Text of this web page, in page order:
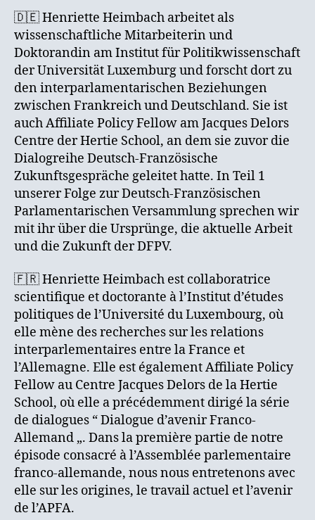
🇩🇪 Henriette Heimbach arbeitet als
wissenschaftliche Mitarbeiterin und
Doktorandin am Institut für Politikwissenschaft
der Universität Luxemburg und forscht dort zu
den interparlamentarischen Beziehungen
zwischen Frankreich und Deutschland. Sie ist
auch Affiliate Policy Fellow am Jacques Delors
Centre der Hertie School, an dem sie zuvor die
Dialogreihe Deutsch-Französische
Zukunftsgespräche geleitet hatte. In Teil 1
unserer Folge zur Deutsch-Französischen
Parlamentarischen Versammlung sprechen wir
mit ihr über die Ursprünge, die aktuelle Arbeit
und die Zukunft der DFPV.
🇫🇷 Henriette Heimbach est collaboratrice
scientifique et doctorante à l’Institut d’études
politiques de l’Université du Luxembourg, où
elle mène des recherches sur les relations
interparlementaires entre la France et
l’Allemagne. Elle est également Affiliate Policy
Fellow au Centre Jacques Delors de la Hertie
School, où elle a précédemment dirigé la série
de dialogues “ Dialogue d’avenir Franco-
Allemand „. Dans la première partie de notre
épisode consacré à l’Assemblée parlementaire
franco-allemande, nous nous entretenons avec
elle sur les origines, le travail actuel et l’avenir
de l’APFA.